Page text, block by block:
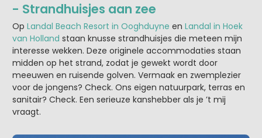
- Strandhuisjes aan zee
Op Landal Beach Resort in Ooghduyne en Landal in Hoek
van Holland staan knusse strandhuisjes die meteen mijn
interesse wekken. Deze originele accommodaties staan
midden op het strand, zodat je gewekt wordt door
meeuwen en ruisende golven. Vermaak en zwemplezier
voor de jongens? Check. Ons eigen natuurpark, terras en
sanitair? Check. Een serieuze kanshebber als je ’t mij
vraagt.